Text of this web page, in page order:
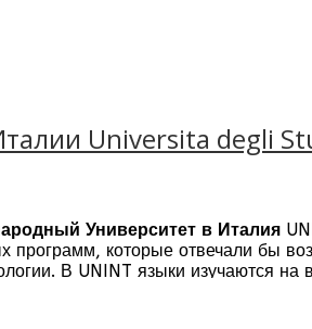
особым фокусом на этику и
Universita degli
Университет в Италия
программ, которые отвечали бы
В UNINT языки изучаются на